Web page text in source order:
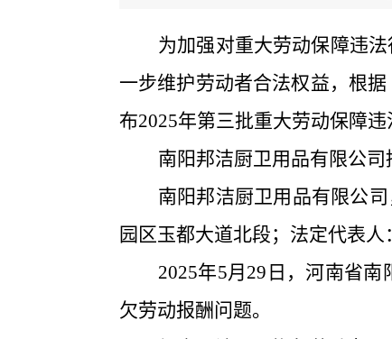
为加强对重大劳动保障违
一步维护劳动者合法权益，根
布2025年第三批重大劳动保障违
南阳邦洁厨卫用品有限公
南阳邦洁厨卫用品有限公
园区玉都大道北段；法定代表人
2025年5月29日，河南省
欠劳动报酬问题。